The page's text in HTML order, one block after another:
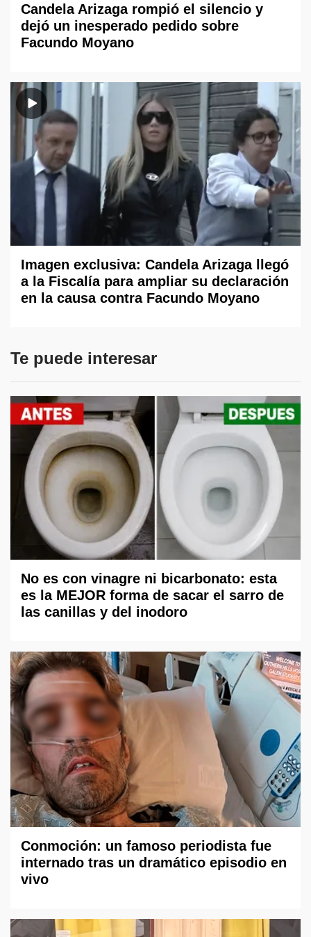
Candela Arizaga rompió el silencio y
dejó un inesperado pedido sobre
Facundo Moyano
Imagen exclusiva: Candela Arizaga llegó
a la Fiscalía para ampliar su declaración
en la causa contra Facundo Moyano
Te puede interesar
No es con vinagre ni bicarbonato: esta
es la MEJOR forma de sacar el sarro de
las canillas y del inodoro
Conmoción: un famoso periodista fue
internado tras un dramático episodio en
vivo